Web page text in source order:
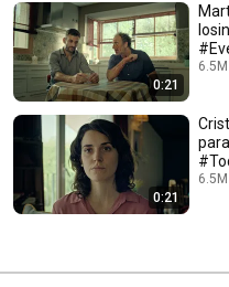
0:21
0:21